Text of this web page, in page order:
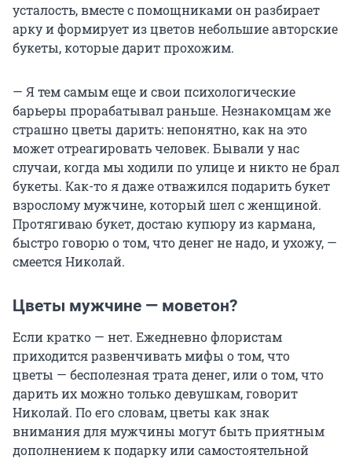
усталость, вместе с помощниками он разбирает
арку и формирует из цветов небольшие авторские
букеты, которые дарит прохожим.
— Я тем самым еще и свои психологические
барьеры прорабатывал раньше. Незнакомцам же
страшно цветы дарить: непонятно, как на это
может отреагировать человек. Бывали у нас
случаи, когда мы ходили по улице и никто не брал
букеты. Как-то я даже отважился подарить букет
взрослому мужчине, который шел с женщиной.
Протягиваю букет, достаю купюру из кармана,
быстро говорю о том, что денег не надо, и ухожу, —
смеется Николай.
Цветы мужчине — моветон?
Если кратко — нет. Ежедневно флористам
приходится развенчивать мифы о том, что
цветы — бесполезная трата денег, или о том, что
дарить их можно только девушкам, говорит
Николай. По его словам, цветы как знак
внимания для мужчины могут быть приятным
дополнением к подарку или самостоятельной